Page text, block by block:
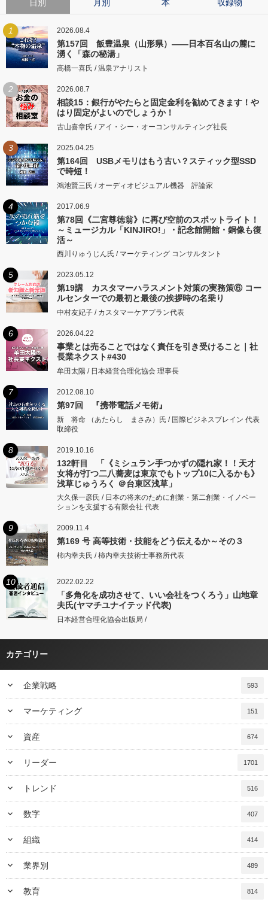
日別 月別 本 収録物
1 2026.08.4
第157回 飯豊温泉（山形県）――日本百名山の麓に
湧く「森の秘湯」
高橋一喜氏 / 温泉アナリスト
2 2026.08.7
相談15：銀行がやたらと固定金利を勧めてきます！や
はり固定がよいのでしょうか！
古山喜章氏 / アイ・シー・オーコンサルティング社長
3 2025.04.25
第164回 USBメモリはもう古い？スティック型SSD
で時短！
鴻池賢三氏 / オーディオビジュアル機器 評論家
4 2017.06.9
第78回《二宮尊徳翁》に再び空前のスポットライト！
～ミュージカル「KINJIRO!」・記念館開館・銅像も復
活～
西川りゅうじん氏 / マーケティング コンサルタント
5 2023.05.12
第19講 カスタマーハラスメント対策の実務策⑥ コー
ルセンターでの最初と最後の挨拶時の名乗り
中村友妃子 / カスタマーケアプラン代表
6 2026.04.22
事業とは売ることではなく責任を引き受けること｜社
長業ネクスト#430
牟田太陽 / 日本経営合理化協会 理事長
7 2012.08.10
第97回 『携帯電話メモ術』
新 将命 （あたらし まさみ）氏 / 国際ビジネスブレイン 代表
取締役
8 2019.10.16
132軒目 「《ミシュラン手つかずの隠れ家！！天才
女将が打つ二八蕎麦は東京でもトップ10に入るかも》
浅草じゅうろく ＠台東区浅草」
大久保一彦氏 / 日本の将来のために創業・第二創業・イノベー
ションを支援する有限会社 代表
9 2009.11.4
第169 号 高等技術・技能をどう伝えるか～その３
柿内幸夫氏 / 柿内幸夫技術士事務所代表
10 2022.02.22
「多角化を成功させて、いい会社をつくろう」山地章
夫氏(ヤマチユナイテッド代表)
日本経営合理化協会出版局 /
カテゴリー
keyboard_arrow_down 企業戦略 593
keyboard_arrow_down マーケティング 151
keyboard_arrow_down 資産 674
keyboard_arrow_down リーダー 1701
keyboard_arrow_down トレンド 516
keyboard_arrow_down 数字 407
keyboard_arrow_down 組織 414
keyboard_arrow_down 業界別 489
keyboard_arrow_down 教育 814